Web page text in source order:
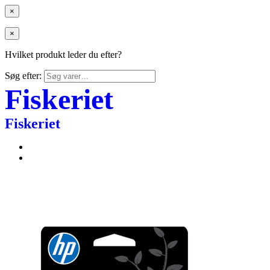
×
×
Hvilket produkt leder du efter?
Søg efter:
Fiskeriet
Fiskeriet